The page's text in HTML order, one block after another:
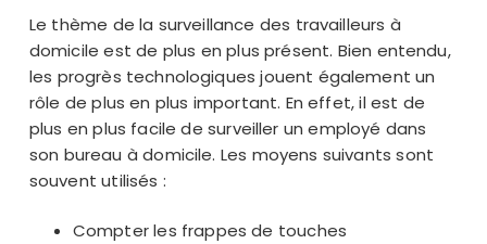
Le thème de la surveillance des travailleurs à
domicile est de plus en plus présent. Bien entendu,
les progrès technologiques jouent également un
rôle de plus en plus important. En effet, il est de
plus en plus facile de surveiller un employé dans
son bureau à domicile. Les moyens suivants sont
souvent utilisés :
Compter les frappes de touches